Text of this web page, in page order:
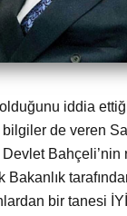
iddia
de veren
Bahçeli’nin
bir tanesi